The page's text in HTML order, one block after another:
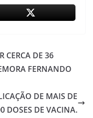
CERCA DE 36
FERNANDO
DE MAIS DE
DOSES DE VACINA.